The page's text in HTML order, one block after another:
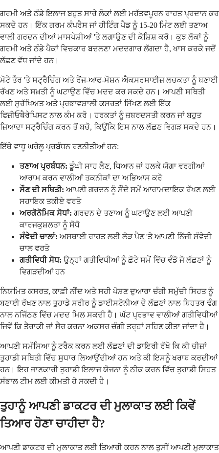
ਗਰਮੀ ਅਤੇ ਠੰਡੇ ਇਲਾਜ ਬਹੁਤ ਸਾਰੇ ਲੋਕਾਂ ਲਈ ਮਹੱਤਵਪੂਰਨ ਰਾਹਤ ਪ੍ਰਦਾਨ ਕਰ
ਸਕਦੇ ਹਨ। ਇੱਕ ਗਰਮ ਕੰਪਰੈਸ ਜਾਂ ਹੀਟਿੰਗ ਪੈਡ ਨੂੰ 15-20 ਮਿੰਟ ਲਈ ਤਣਾਅ
ਵਾਲੀ ਗਰਦਨ ਦੀਆਂ ਮਾਸਪੇਸ਼ੀਆਂ 'ਤੇ ਲਗਾਉਣ ਦੀ ਕੋਸ਼ਿਸ਼ ਕਰੋ। ਕੁਝ ਲੋਕਾਂ ਨੂੰ
ਗਰਮੀ ਅਤੇ ਠੰਡੇ ਪੈਕਾਂ ਵਿਚਕਾਰ ਬਦਲਣਾ ਮਦਦਗਾਰ ਲੱਗਦਾ ਹੈ, ਖਾਸ ਕਰਕੇ ਜਦੋਂ
ਲੱਛਣ ਵੱਧ ਜਾਂਦੇ ਹਨ।
ਮੋਟੇ ਤੌਰ 'ਤੇ ਸਟ੍ਰੈਚਿੰਗ ਅਤੇ ਰੇਂਜ-ਆਫ-ਮੋਸ਼ਨ ਐਕਸਰਸਾਈਜ਼ ਲਚਕਤਾ ਨੂੰ ਬਣਾਈ
ਰੱਖਣ ਅਤੇ ਸਖ਼ਤੀ ਨੂੰ ਘਟਾਉਣ ਵਿੱਚ ਮਦਦ ਕਰ ਸਕਦੇ ਹਨ। ਆਪਣੀ ਸਥਿਤੀ
ਲਈ ਸੁਰੱਖਿਅਤ ਅਤੇ ਪ੍ਰਭਾਵਸ਼ਾਲੀ ਕਸਰਤਾਂ ਸਿੱਖਣ ਲਈ ਇੱਕ
ਫਿਜ਼ੀਓਥੈਰੇਪਿਸਟ ਨਾਲ ਕੰਮ ਕਰੋ। ਹਰਕਤਾਂ ਨੂੰ ਜ਼ਬਰਦਸਤੀ ਕਰਨ ਜਾਂ ਬਹੁਤ
ਜ਼ਿਆਦਾ ਸਟ੍ਰੈਚਿੰਗ ਕਰਨ ਤੋਂ ਬਚੋ, ਕਿਉਂਕਿ ਇਸ ਨਾਲ ਲੱਛਣ ਵਿਗੜ ਸਕਦੇ ਹਨ।
ਇੱਥੇ ਵਾਧੂ ਘਰੇਲੂ ਪ੍ਰਬੰਧਨ ਰਣਨੀਤੀਆਂ ਹਨ:
ਤਣਾਅ ਪ੍ਰਬੰਧਨ: ਡੂੰਘੀ ਸਾਹ ਲੈਣ, ਧਿਆਨ ਜਾਂ ਹਲਕੇ ਯੋਗਾ ਵਰਗੀਆਂ
ਆਰਾਮ ਕਰਨ ਵਾਲੀਆਂ ਤਕਨੀਕਾਂ ਦਾ ਅਭਿਆਸ ਕਰੋ
ਸੌਣ ਦੀ ਸਥਿਤੀ: ਆਪਣੀ ਗਰਦਨ ਨੂੰ ਸੌਂਦੇ ਸਮੇਂ ਆਰਾਮਦਾਇਕ ਰੱਖਣ ਲਈ
ਸਹਾਇਕ ਤਕੀਏ ਵਰਤੋ
ਅਰਗੋਨੋਮਿਕ ਸੋਧਾਂ: ਗਰਦਨ ਦੇ ਤਣਾਅ ਨੂੰ ਘਟਾਉਣ ਲਈ ਆਪਣੀ
ਕਾਰਜਕੁਸ਼ਲਤਾ ਨੂੰ ਸੋਧੋ
ਸੰਵੇਦੀ ਚਾਲਾਂ: ਅਸਥਾਈ ਰਾਹਤ ਲਈ ਲੋੜ ਪੈਣ 'ਤੇ ਆਪਣੀ ਨਿੱਜੀ ਸੰਵੇਦੀ
ਚਾਲ ਵਰਤੋ
ਗਤੀਵਿਧੀ ਸੋਧ: ਉਨ੍ਹਾਂ ਗਤੀਵਿਧੀਆਂ ਨੂੰ ਛੋਟੇ ਸਮੇਂ ਵਿੱਚ ਵੰਡੋ ਜੋ ਲੱਛਣਾਂ ਨੂੰ
ਵਿਗੜਦੀਆਂ ਹਨ
ਨਿਯਮਿਤ ਕਸਰਤ, ਕਾਫ਼ੀ ਨੀਂਦ ਅਤੇ ਸਹੀ ਪੋਸ਼ਣ ਦੁਆਰਾ ਚੰਗੀ ਸਮੁੱਚੀ ਸਿਹਤ ਨੂੰ
ਬਣਾਈ ਰੱਖਣ ਨਾਲ ਤੁਹਾਡੇ ਸਰੀਰ ਨੂੰ ਡਾਈਸਟੋਨੀਆ ਦੇ ਲੱਛਣਾਂ ਨਾਲ ਬਿਹਤਰ ਢੰਗ
ਨਾਲ ਨਜਿੱਠਣ ਵਿੱਚ ਮਦਦ ਮਿਲ ਸਕਦੀ ਹੈ। ਘੱਟ ਪ੍ਰਭਾਵ ਵਾਲੀਆਂ ਗਤੀਵਿਧੀਆਂ
ਜਿਵੇਂ ਕਿ ਤੈਰਾਕੀ ਜਾਂ ਸੈਰ ਕਰਨਾ ਅਕਸਰ ਚੰਗੀ ਤਰ੍ਹਾਂ ਸਹਿਣ ਕੀਤਾ ਜਾਂਦਾ ਹੈ।
ਆਪਣੀ ਸਮੱਸਿਆ ਨੂੰ ਟਰੈਕ ਕਰਨ ਲਈ ਲੱਛਣਾਂ ਦੀ ਡਾਇਰੀ ਰੱਖੋ ਕਿ ਕੀ ਚੀਜ਼ਾਂ
ਤੁਹਾਡੀ ਸਥਿਤੀ ਵਿੱਚ ਸੁਧਾਰ ਲਿਆਉਂਦੀਆਂ ਹਨ ਅਤੇ ਕੀ ਇਸਨੂੰ ਖਰਾਬ ਕਰਦੀਆਂ
ਹਨ। ਇਹ ਜਾਣਕਾਰੀ ਤੁਹਾਡੀ ਇਲਾਜ ਯੋਜਨਾ ਨੂੰ ਠੀਕ ਕਰਨ ਵਿੱਚ ਤੁਹਾਡੀ ਸਿਹਤ
ਸੰਭਾਲ ਟੀਮ ਲਈ ਕੀਮਤੀ ਹੋ ਸਕਦੀ ਹੈ।
ਤੁਹਾਨੂੰ ਆਪਣੀ ਡਾਕਟਰ ਦੀ ਮੁਲਾਕਾਤ ਲਈ ਕਿਵੇਂ
ਤਿਆਰ ਹੋਣਾ ਚਾਹੀਦਾ ਹੈ?
ਆਪਣੀ ਡਾਕਟਰ ਦੀ ਮੁਲਾਕਾਤ ਲਈ ਤਿਆਰੀ ਕਰਨ ਨਾਲ ਤੁਸੀਂ ਆਪਣੀ ਮੁਲਾਕਾਤ